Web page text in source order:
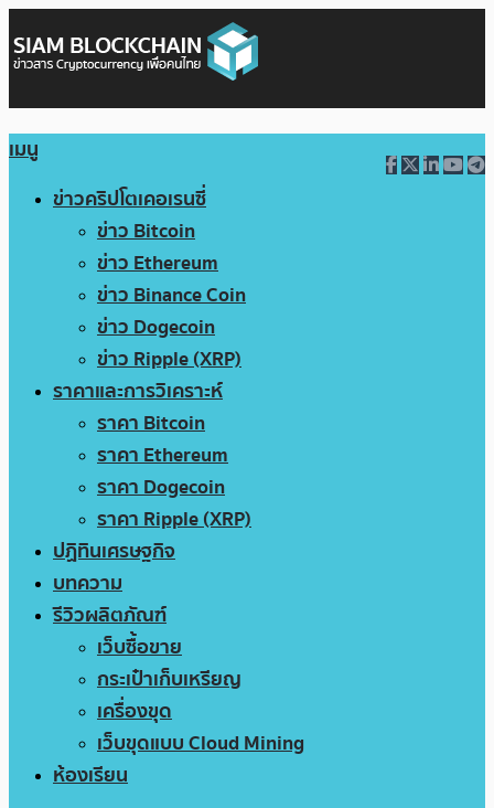
เมนู
ข่าวคริปโตเคอเรนซี่
ข่าว Bitcoin
ข่าว Ethereum
ข่าว Binance Coin
ข่าว Dogecoin
ข่าว Ripple (XRP)
ราคาและการวิเคราะห์
ราคา Bitcoin
ราคา Ethereum
ราคา Dogecoin
ราคา Ripple (XRP)
ปฏิทินเศรษฐกิจ
บทความ
รีวิวผลิตภัณฑ์
เว็บซื้อขาย
กระเป๋าเก็บเหรียญ
เครื่องขุด
เว็บขุดแบบ Cloud Mining
ห้องเรียน